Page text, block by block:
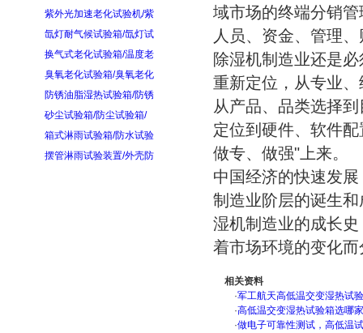
紫外光加速老化试验机/紫
氙灯耐气候试验箱/氙灯试
换气式老化试验箱/温度老
臭氧老化试验箱/臭氧老化
防锈油脂湿热试验箱/防锈
砂尘试验箱/防尘试验箱/
箱式淋雨试验箱/防水试验
摆管淋雨试验装置/外壳防
域市场的终端分销
人员、资金、管理
除湿机制造业还是
重新定位，从专业
从产品、品类选择
定位到硬件、软件
做专、做强"上来。
中国经济的快速发
制造业阶层的诞生
湿机制造业的成长
着市场环境的变化
相关资料
·军工航天高低温交变湿热试
·高低温交变湿热试验箱选哪
·做电子可靠性测试，高低温